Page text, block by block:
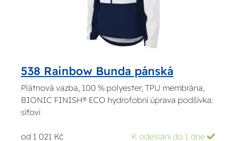
538 Rainbow Bunda pánská
Plátnová vazba, 100 % polyester, TPU membrána,
BIONIC FINISH® ECO hydrofobní úprava podšívka:
síťovi
od 1 021 Kč
K odeslání do 1 dne